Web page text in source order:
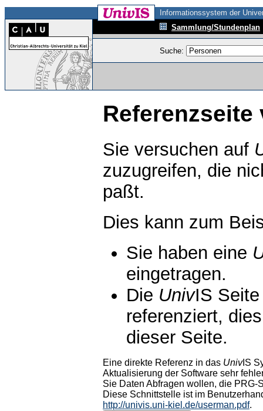
Informationssystem der
Sammlung/Stundenplan
Suche:
Referenzseite
Sie versuchen auf
zuzugreifen, die
paßt.
Dies kann zum
Sie haben eine
eingetragen.
Die UnivIS
referenziert,
dieser Seite.
Eine direkte Referenz in das UnivIS
Aktualisierung der Software sehr
Sie Daten Abfragen wollen, die PRG-
Diese Schnittstelle ist im
http://univis.uni-kiel.de/userman.pdf.